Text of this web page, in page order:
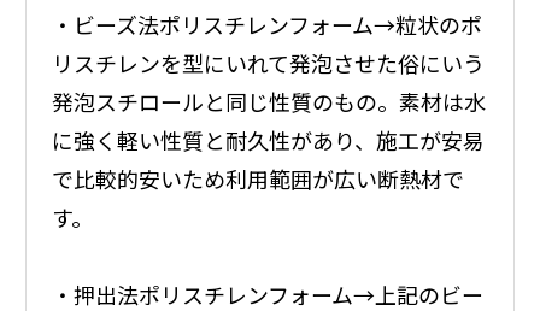
・ビーズ法ポリスチレンフォーム→粒状のポ
リスチレンを型にいれて発泡させた俗にいう
発泡スチロールと同じ性質のもの。素材は水
に強く軽い性質と耐久性があり、施工が安易
で比較的安いため利用範囲が広い断熱材で
す。
・押出法ポリスチレンフォーム→上記のビー